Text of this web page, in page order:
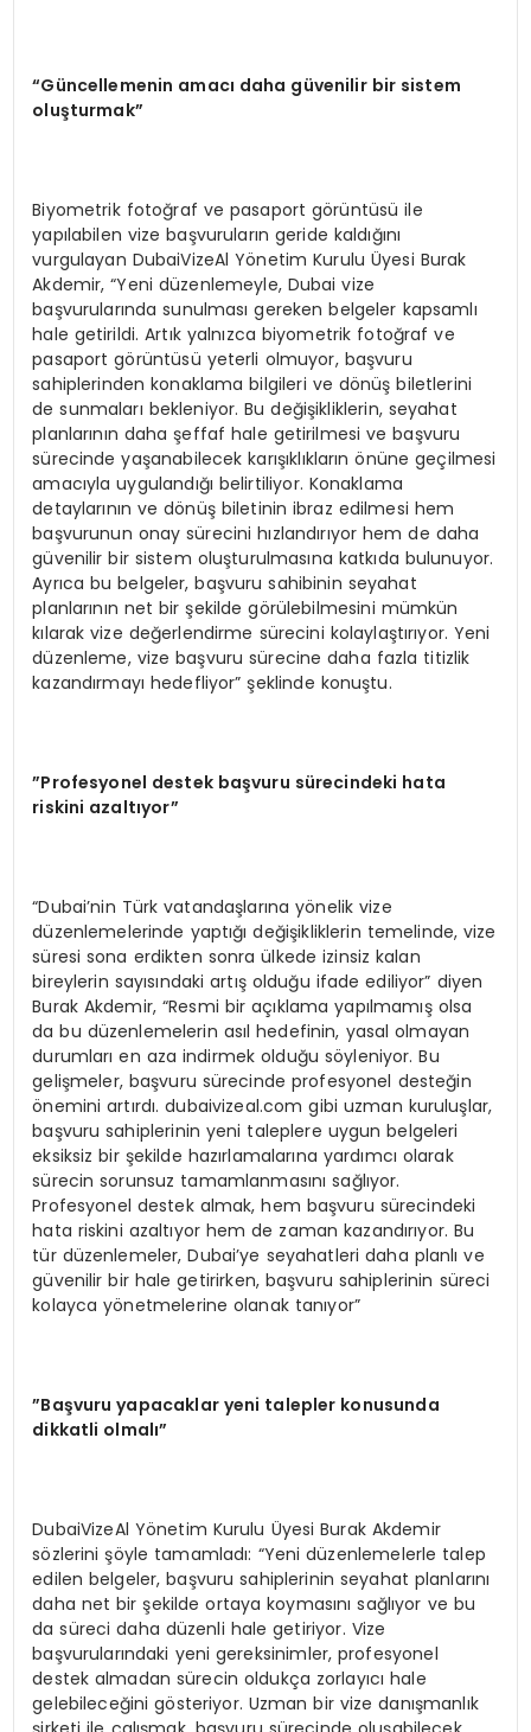
“Güncellemenin amacı daha güvenilir bir sistem
oluşturmak”
Biyometrik fotoğraf ve pasaport görüntüsü ile
yapılabilen vize başvuruların geride kaldığını
vurgulayan DubaiVizeAl Yönetim Kurulu Üyesi Burak
Akdemir, “Yeni düzenlemeyle, Dubai vize
başvurularında sunulması gereken belgeler kapsamlı
hale getirildi. Artık yalnızca biyometrik fotoğraf ve
pasaport görüntüsü yeterli olmuyor, başvuru
sahiplerinden konaklama bilgileri ve dönüş biletlerini
de sunmaları bekleniyor. Bu değişikliklerin, seyahat
planlarının daha şeffaf hale getirilmesi ve başvuru
sürecinde yaşanabilecek karışıklıkların önüne geçilmesi
amacıyla uygulandığı belirtiliyor. Konaklama
detaylarının ve dönüş biletinin ibraz edilmesi hem
başvurunun onay sürecini hızlandırıyor hem de daha
güvenilir bir sistem oluşturulmasına katkıda bulunuyor.
Ayrıca bu belgeler, başvuru sahibinin seyahat
planlarının net bir şekilde görülebilmesini mümkün
kılarak vize değerlendirme sürecini kolaylaştırıyor. Yeni
düzenleme, vize başvuru sürecine daha fazla titizlik
kazandırmayı hedefliyor” şeklinde konuştu.
”Profesyonel destek başvuru sürecindeki hata
riskini azaltıyor”
“Dubai’nin Türk vatandaşlarına yönelik vize
düzenlemelerinde yaptığı değişikliklerin temelinde, vize
süresi sona erdikten sonra ülkede izinsiz kalan
bireylerin sayısındaki artış olduğu ifade ediliyor” diyen
Burak Akdemir, “Resmi bir açıklama yapılmamış olsa
da bu düzenlemelerin asıl hedefinin, yasal olmayan
durumları en aza indirmek olduğu söyleniyor. Bu
gelişmeler, başvuru sürecinde profesyonel desteğin
önemini artırdı. dubaivizeal.com gibi uzman kuruluşlar,
başvuru sahiplerinin yeni taleplere uygun belgeleri
eksiksiz bir şekilde hazırlamalarına yardımcı olarak
sürecin sorunsuz tamamlanmasını sağlıyor.
Profesyonel destek almak, hem başvuru sürecindeki
hata riskini azaltıyor hem de zaman kazandırıyor. Bu
tür düzenlemeler, Dubai’ye seyahatleri daha planlı ve
güvenilir bir hale getirirken, başvuru sahiplerinin süreci
kolayca yönetmelerine olanak tanıyor”
”Başvuru yapacaklar yeni talepler konusunda
dikkatli olmalı”
DubaiVizeAl Yönetim Kurulu Üyesi Burak Akdemir
sözlerini şöyle tamamladı: “Yeni düzenlemelerle talep
edilen belgeler, başvuru sahiplerinin seyahat planlarını
daha net bir şekilde ortaya koymasını sağlıyor ve bu
da süreci daha düzenli hale getiriyor. Vize
başvurularındaki yeni gereksinimler, profesyonel
destek almadan sürecin oldukça zorlayıcı hale
gelebileceğini gösteriyor. Uzman bir vize danışmanlık